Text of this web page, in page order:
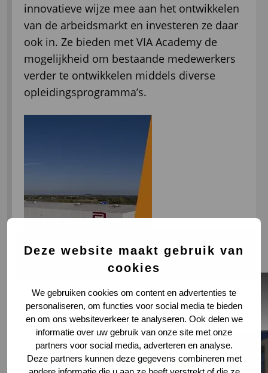
Deze website maakt gebruik van
cookies
We gebruiken cookies om content en advertenties te
personaliseren, om functies voor social media te bieden
en om ons websiteverkeer te analyseren. Ook delen we
informatie over uw gebruik van onze site met onze
partners voor social media, adverteren en analyse.
Deze partners kunnen deze gegevens combineren met
innovatieve wijze mee aan het ontwikkelen
van de arbeidsmarkt en investeren ze daar
ook in. Ze bieden met VIA Academy de
mogelijkheid om bestaande medewerkers
verder te ontwikkelen middels diverse
opleidingsprogramma’s.